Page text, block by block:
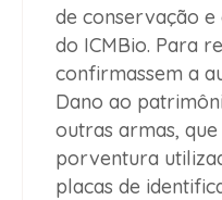
de conservação
do ICMBio. Para
confirmassem a
Dano ao
outras armas,
porventura
placas de